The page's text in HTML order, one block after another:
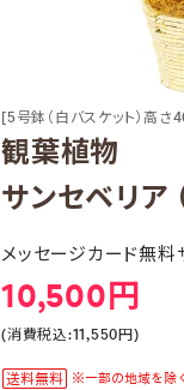
[5号鉢（白バスケット）高
観葉植物
サンセベリア
メッセージカード無料
10,500円
(消費税込:11,550円)